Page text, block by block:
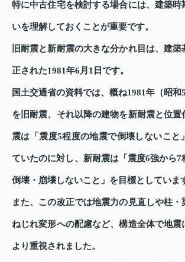
特に中古住宅を検討する場合には、建築時
いを理解しておくことが重要です。
旧耐震と新耐震の大きな分かれ目は、建
正された1981年6月1日です。
国土交通省の資料では、概ね1981年（昭
を旧耐震、それ以降の建物を新耐震と位置
震は「震度5程度の地震で倒壊しないこと
ていたのに対し、新耐震は「震度6強から7
倒壊・崩壊しないこと」を目標としていま
また、この改正では地震力の見直しや柱
ねじれ変形への配慮など、構造全体で地震
より重視されました。